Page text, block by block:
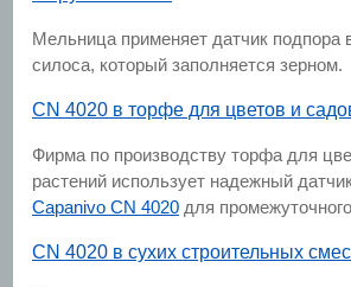
Мельница применяет датчик подпора
силоса, который заполняется зерном.
CN 4020 в торфе для цветов и
Фирма по производству торфа для
растений использует надежный
Capanivo CN 4020 для
CN 4020 в сухих строительных